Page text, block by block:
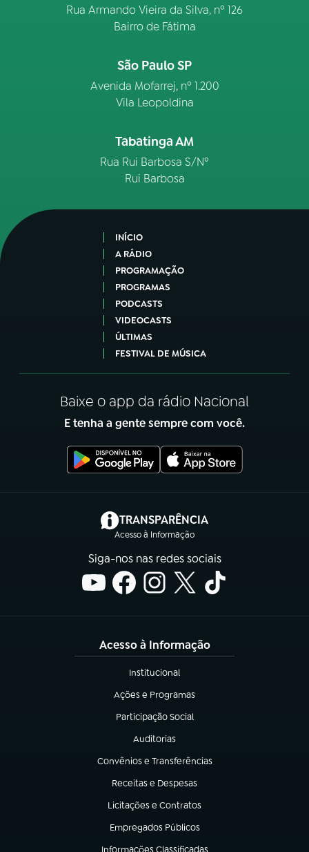
Rua Armando Vieira da Silva, nº 126
Bairro de Fátima
São Paulo SP
Avenida Mofarrej, nº 1.200
Vila Leopoldina
Tabatinga AM
Rua Rui Barbosa S/Nº
Rui Barbosa
INÍCIO
A RÁDIO
PROGRAMAÇÃO
PROGRAMAS
PODCASTS
VIDEOCASTS
ÚLTIMAS
FESTIVAL DE MÚSICA
Baixe o app da rádio Nacional
E tenha a gente sempre com você.
TRANSPARÊNCIA
Acesso à Informação
(abre em nova aba)
Siga-nos nas redes sociais
Acesso à Informação
Institucional
(abre em nova aba)
Ações e Programas
(abre em nova aba)
Participação Social
(abre em nova aba)
Auditorias
(abre em nova aba)
Convênios e Transferências
(abre em nova aba)
Receitas e Despesas
(abre em nova aba)
Licitações e Contratos
(abre em nova aba)
Empregados Públicos
(abre em nova aba)